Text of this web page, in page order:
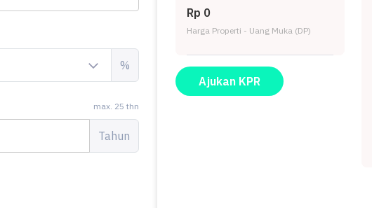
%
max. 25 thn
Tahun
Rp 0
Harga Properti - Uang Muka (DP)
Ajukan KPR